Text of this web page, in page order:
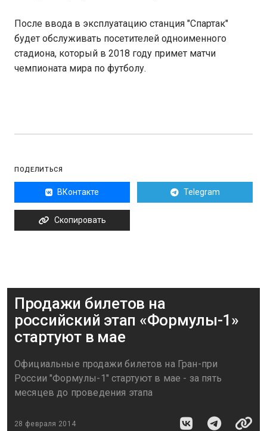
После ввода в эксплуатацию станция "Спартак"
будет обслуживать посетителей одноименного
стадиона, который в 2018 году примет матчи
чемпионата мира по футболу.
ПОДЕЛИТЬСЯ
ВКонтакте Telegram
Скопировать
Продажи билетов на
российский этап «Формулы-1»
стартуют в мае
Официальные продажи билетов на Гран-при
России "Формулы-1" стартуют в мае - за пять
месяцев до проведения этапа
28 февраля 2014